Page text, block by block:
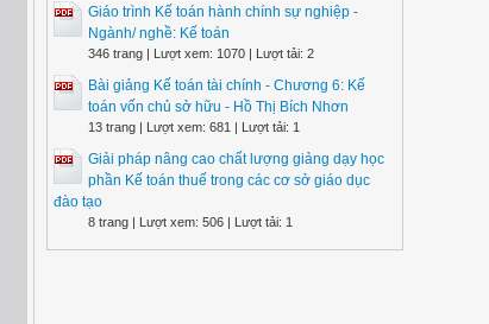
Giáo trình Kế toán hành chính sự nghiệp -
Ngành/ nghề: Kế toán
346 trang | Lượt xem: 1070 | Lượt tải: 2
Bài giảng Kế toán tài chính - Chương 6: Kế
toán vốn chủ sở hữu - Hồ Thị Bích Nhơn
13 trang | Lượt xem: 681 | Lượt tải: 1
Giải pháp nâng cao chất lượng giảng dạy học
phần Kế toán thuế trong các cơ sở giáo dục
đào tạo
8 trang | Lượt xem: 506 | Lượt tải: 1